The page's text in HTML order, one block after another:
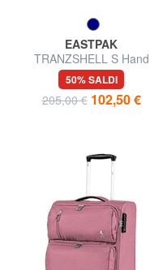
EASTPAK
TRANZSHELL S Hand
luggage trolley
50% SALDI
205,00 € 102,50 €